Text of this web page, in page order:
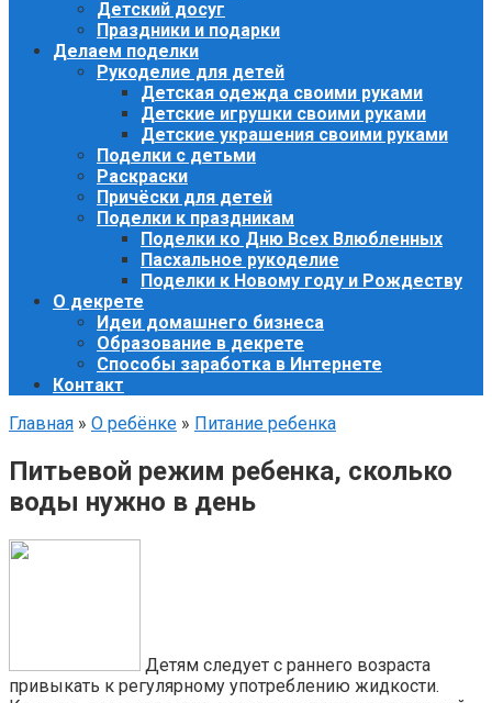
Детский досуг
Праздники и подарки
Делаем поделки
Рукоделие для детей
Детская одежда своими руками
Детские игрушки своими руками
Детские украшения своими руками
Поделки с детьми
Раскраски
Причёски для детей
Поделки к праздникам
Поделки ко Дню Всех Влюбленных
Пасхальное рукоделие
Поделки к Новому году и Рождеству
О декрете
Идеи домашнего бизнеса
Образование в декрете
Способы заработка в Интернете
Контакт
Главная » О ребёнке » Питание ребенка
Питьевой режим ребенка, сколько
воды нужно в день
Детям следует с раннего возраста
привыкать к регулярному употреблению жидкости.